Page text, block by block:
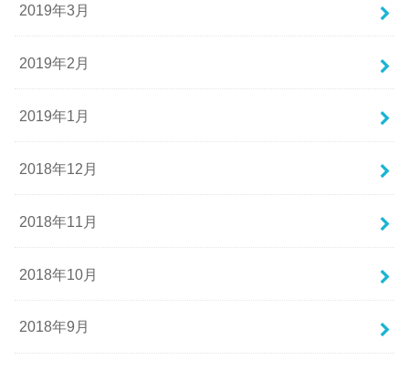
2019年3月
2019年2月
2019年1月
2018年12月
2018年11月
2018年10月
2018年9月